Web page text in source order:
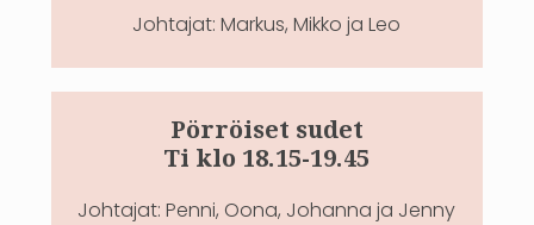
Johtajat: Markus, Mikko ja Leo
Pörröiset sudet
Ti klo 18.15-19.45
Johtajat: Penni, Oona, Johanna ja Jenny